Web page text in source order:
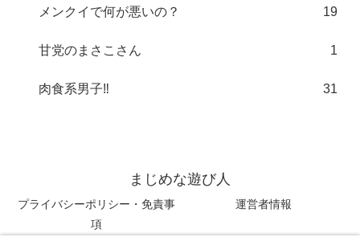
メンクイで何が悪いの？ 19
甘党のまさこさん 1
肉食系男子‼︎ 31
まじめな遊び人
プライバシーポリシー・免責事
項
運営者情報